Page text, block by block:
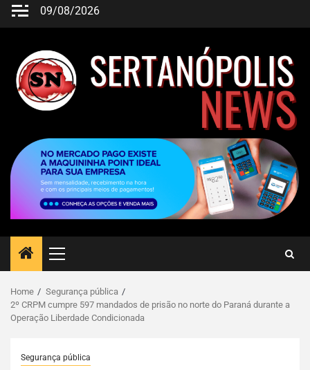
09/08/2026
Home
Segurança pública
2º CRPM cumpre 597 mandados de prisão no norte do Paraná durante a
Operação Liberdade Condicionada
Segurança pública